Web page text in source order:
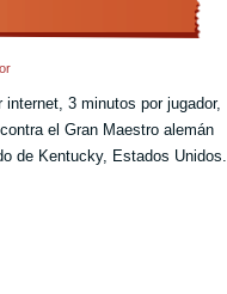
3 minutos por jugador,
el Gran Maestro alemán
de Kentucky, Estados Unidos.